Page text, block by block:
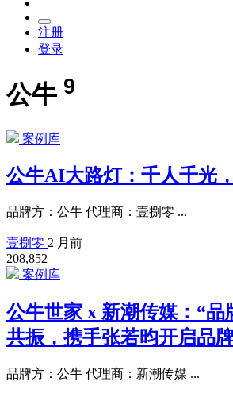
注册
登录
公牛 9
案例库
公牛AI大路灯：千人千光
品牌方：公牛 代理商：壹捌零 ...
壹捌零 2 月前
208,852
案例库
公牛世家 x 新潮传媒：“品
共振，携手张若昀开启品
品牌方：公牛 代理商：新潮传媒 ...